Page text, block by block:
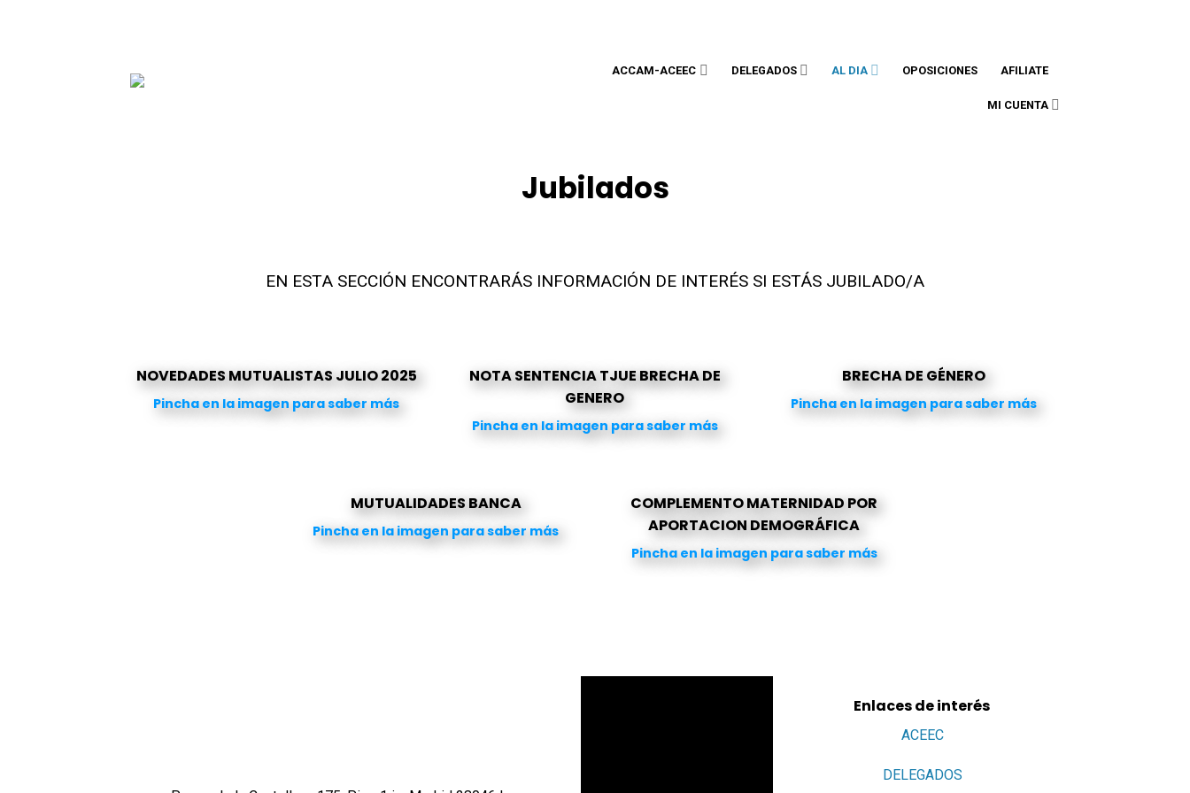
ACCAM-ACEEC DELEGADOS AL DIA OPOSICIONES AFILIATE
MI CUENTA
Jubilados
EN ESTA SECCIÓN ENCONTRARÁS INFORMACIÓN DE INTERÉS SI ESTÁS JUBILADO/A
NOVEDADES MUTUALISTAS JULIO 2025
Pincha en la imagen para saber más
NOTA SENTENCIA TJUE BRECHA DE
GENERO
Pincha en la imagen para saber más
BRECHA DE GÉNERO
Pincha en la imagen para saber más
MUTUALIDADES BANCA
Pincha en la imagen para saber más
COMPLEMENTO MATERNIDAD POR
APORTACION DEMOGRÁFICA
Pincha en la imagen para saber más
Enlaces de interés
ACEEC
DELEGADOS